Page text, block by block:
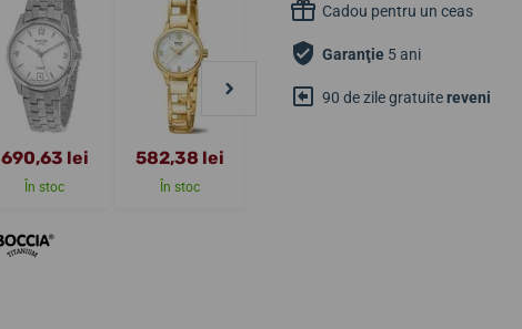
Cadou pentru un ceas
Garanţie 5 ani
90 de zile gratuitereveni
690,63 lei
În stoc
582,38 lei
În stoc